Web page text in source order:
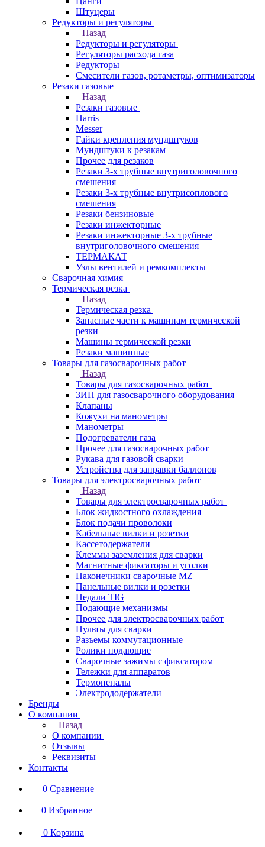
Штуцеры
Редукторы и регуляторы
Назад
Редукторы и регуляторы
Регуляторы расхода газа
Редукторы
Смесители газов, ротаметры, оптимизаторы
Резаки газовые
Назад
Резаки газовые
Harris
Messer
Гайки крепления мундштуков
Мундштуки к резакам
Прочее для резаков
Резаки 3-х трубные внутриголовочного
смешения
Резаки 3-х трубные внутрисоплового
смешения
Резаки бензиновые
Резаки инжекторные
Резаки инжекторные 3-х трубные
внутриголовочного смешения
ТЕРМАКАТ
Узлы вентилей и ремкомплекты
Сварочная химия
Термическая резка
Назад
Термическая резка
Запасные части к машинам термической
резки
Машины термической резки
Резаки машинные
Товары для газосварочных работ
Назад
Товары для газосварочных работ
ЗИП для газосварочного оборудования
Клапаны
Кожухи на манометры
Манометры
Подогреватели газа
Прочее для газосварочных работ
Рукава для газовой сварки
Устройства для заправки баллонов
Товары для электросварочных работ
Назад
Товары для электросварочных работ
Блок жидкостного охлаждения
Блок подачи проволоки
Кабельные вилки и розетки
Кассетодержатели
Клеммы заземления для сварки
Магнитные фиксаторы и уголки
Наконечники сварочные MZ
Панельные вилки и розетки
Педали TIG
Подающие механизмы
Прочее для электросварочных работ
Пульты для сварки
Разъемы коммутационные
Ролики подающие
Сварочные зажимы с фиксатором
Тележки для аппаратов
Термопеналы
Электрододержатели
Бренды
О компании
Назад
О компании
Отзывы
Реквизиты
Контакты
0 Сравнение
0 Избранное
0 Корзина